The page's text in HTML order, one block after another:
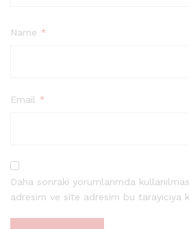
Name *
Email *
Daha sonraki yorumlarımda
adresim ve site adresim bu tarayıcıya